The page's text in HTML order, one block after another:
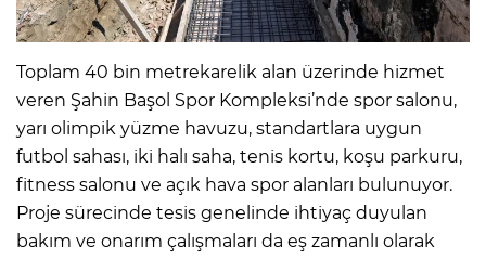
Toplam 40 bin metrekarelik alan üzerinde hizmet
veren Şahin Başol Spor Kompleksi’nde spor salonu,
yarı olimpik yüzme havuzu, standartlara uygun
futbol sahası, iki halı saha, tenis kortu, koşu parkuru,
fitness salonu ve açık hava spor alanları bulunuyor.
Proje sürecinde tesis genelinde ihtiyaç duyulan
bakım ve onarım çalışmaları da eş zamanlı olarak